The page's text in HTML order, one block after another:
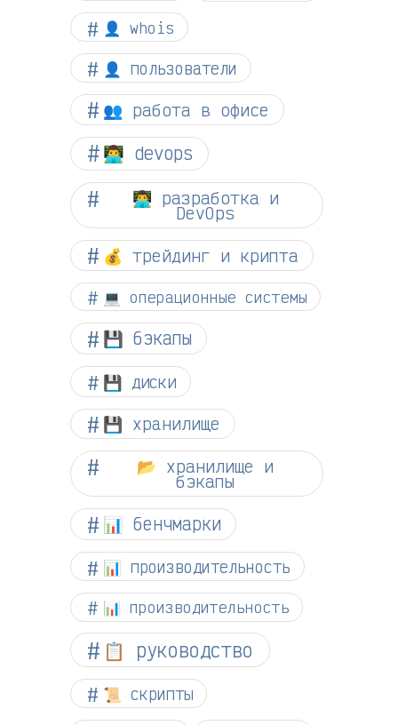
👤 whois
👤 пользователи
👥 работа в офисе
👨‍💻 devops
👨‍💻 разработка и
DevOps
💰 трейдинг и крипта
💻 операционные системы
💾 бэкапы
💾 диски
💾 хранилище
📂 хранилище и
бэкапы
📊 бенчмарки
📊 производительность
📊 производительность
📋 руководство
📜 скрипты